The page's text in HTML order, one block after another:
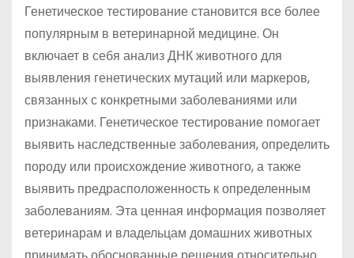
Генетическое тестирование становится все более
популярным в ветеринарной медицине. Он
включает в себя анализ ДНК животного для
выявления генетических мутаций или маркеров,
связанных с конкретными заболеваниями или
признаками. Генетическое тестирование помогает
выявить наследственные заболевания, определить
породу или происхождение животного, а также
выявить предрасположенность к определенным
заболеваниям. Эта ценная информация позволяет
ветеринарам и владельцам домашних животных